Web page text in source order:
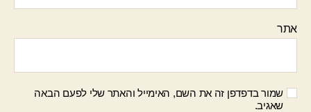
אתר
שמור בדפדפן זה את השם, האימייל והאתר שלי לפעם הבאה
שאגיב.